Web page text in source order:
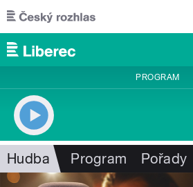
Přejít k hlavnímu obsahu
PROGRAM
Hudba Program Pořady